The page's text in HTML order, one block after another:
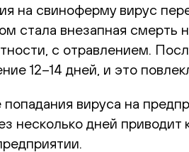
на свиноферму вирус
стала внезапная смерть
с отравлением.
12–14 дней, и это
попадания вируса на
несколько дней